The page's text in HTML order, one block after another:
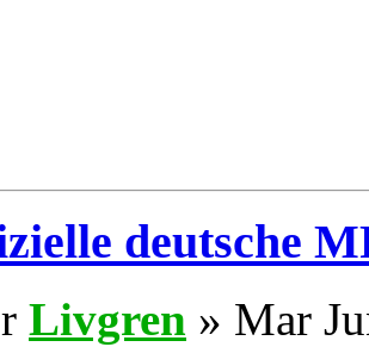
deutsche
Livgren » Mar